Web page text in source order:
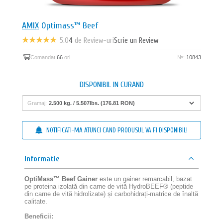
AMIX Optimass™ Beef
5.04 de Review-uriScrie un Review
Comandat 66ori №: 10843
DISPONIBIL IN CURAND
Gramaj:
NOTIFICATI-MA ATUNCI CAND PRODUSUL VA FI DISPONIBIL!
Informatie
OptiMass™ Beef Gainer este un gainer remarcabil, bazat
pe proteina izolată din carne de vită HydroBEEF® (peptide
din carne de vită hidrolizate) și carbohidrați-matrice de înaltă
calitate.
Beneficii: